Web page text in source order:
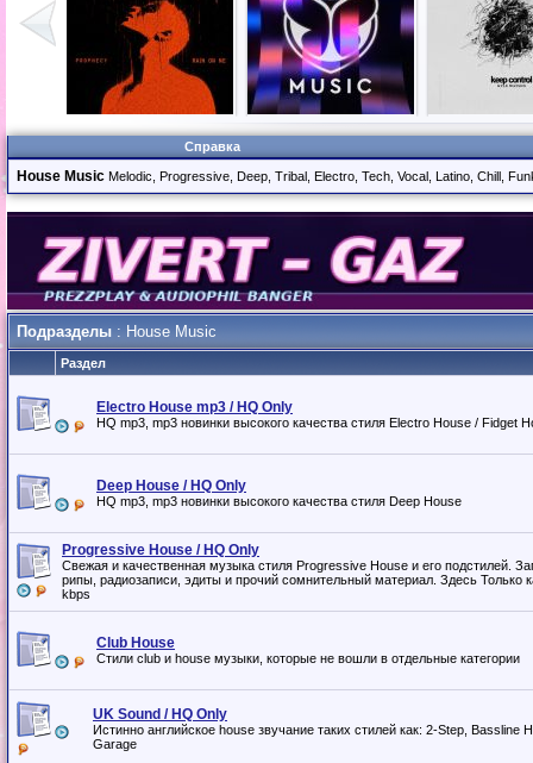
Справка
House Music Melodic, Progressive, Deep, Tribal, Electro, Tech, Vocal, Latino, Chill,
Подразделы : House Music
Раздел
Electro House mp3 / HQ Only
HQ mp3, mp3 новинки высокого качества стиля Electro House / Fidget
Deep House / HQ Only
HQ mp3, mp3 новинки высокого качества стиля Deep House
Progressive House / HQ Only
Свежая и качественная музыка стиля Progressive House и его подстилей.
рипы, радиозаписи, эдиты и прочий сомнительный материал. Здесь Только
kbps
Club House
Стили club и house музыки, которые не вошли в отдельные категории
UK Sound / HQ Only
Истинно английское house звучание таких стилей как: 2-Step, Bassline
Garage